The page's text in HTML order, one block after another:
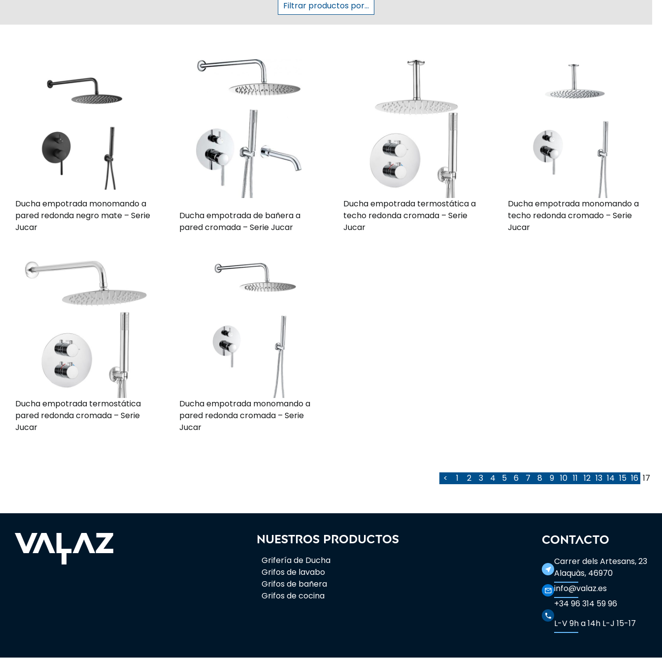
Filtrar productos por...
Ducha empotrada monomando a
pared redonda negro mate – Serie
Jucar
Ducha empotrada de bañera a
pared cromada – Serie Jucar
Ducha empotrada termostática a
techo redonda cromada – Serie
Jucar
Ducha empotrada monomando a
techo redonda cromado – Serie
Jucar
Ducha empotrada termostática
pared redonda cromada – Serie
Jucar
Ducha empotrada monomando a
pared redonda cromada – Serie
Jucar
< 1 2 3 4 5 6 7 8 9 10 11 12 13 14 15 16 17
Nuestros productos
Grifería de Ducha
Grifos de lavabo
Grifos de bañera
Grifos de cocina
CONTACTO
near_me
Carrer dels Artesans, 23
Alaquàs, 46970
mail_outline info@valaz.es
phone
+34 96 314 59 96
L-V 9h a 14h L-J 15-17